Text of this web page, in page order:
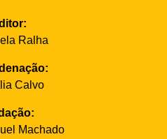
Ralha
Calvo
Machado